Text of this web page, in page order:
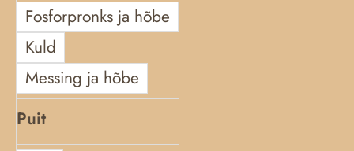
Fosforpronks ja hõbe
Kuld
Messing ja hõbe
Puit